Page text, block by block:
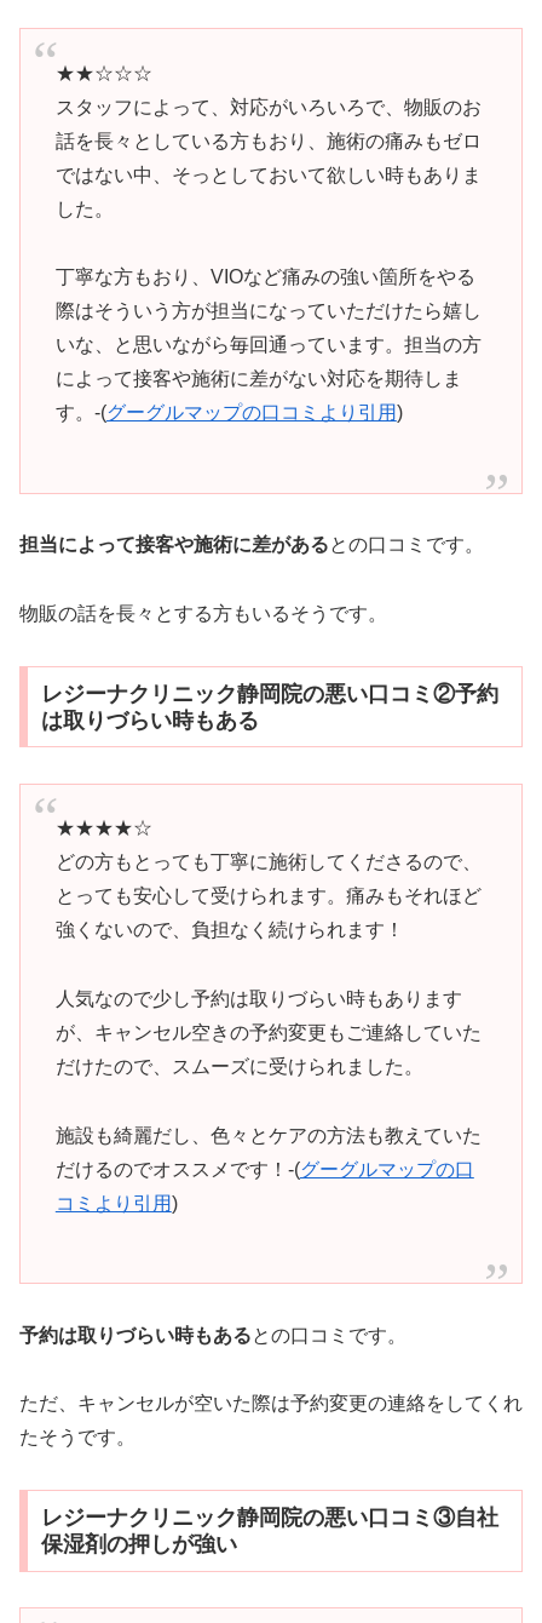
★★☆☆☆
スタッフによって、対応がいろいろで、物販のお
話を長々としている方もおり、施術の痛みもゼロ
ではない中、そっとしておいて欲しい時もありま
した。
丁寧な方もおり、VIOなど痛みの強い箇所をやる
際はそういう方が担当になっていただけたら嬉し
いな、と思いながら毎回通っています。担当の方
によって接客や施術に差がない対応を期待しま
す。-(グーグルマップの口コミより引用)
担当によって接客や施術に差があるとの口コミです。
物販の話を長々とする方もいるそうです。
レジーナクリニック静岡院の悪い口コミ②予約
は取りづらい時もある
★★★★☆
どの方もとっても丁寧に施術してくださるので、
とっても安心して受けられます。痛みもそれほど
強くないので、負担なく続けられます！
人気なので少し予約は取りづらい時もあります
が、キャンセル空きの予約変更もご連絡していた
だけたので、スムーズに受けられました。
施設も綺麗だし、色々とケアの方法も教えていた
だけるのでオススメです！-(グーグルマップの口
コミより引用)
予約は取りづらい時もあるとの口コミです。
ただ、キャンセルが空いた際は予約変更の連絡をしてくれ
たそうです。
レジーナクリニック静岡院の悪い口コミ③自社
保湿剤の押しが強い